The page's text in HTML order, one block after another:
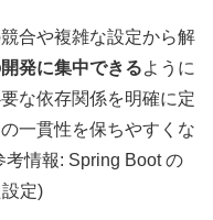
合や複雑な設定から解
発に集中できるように
な依存関係を明確に定
一貫性を保ちやすくな
情報: Spring Boot の
定)